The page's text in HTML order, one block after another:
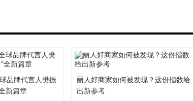
品牌代言人樊振
新篇章
丽人好商家如何被发现？这份指数给
出新参考